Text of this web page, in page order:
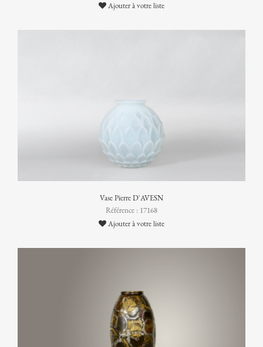
Ajouter à votre liste
Vase Pierre D'AVESN
Référence : 17168
Ajouter à votre liste